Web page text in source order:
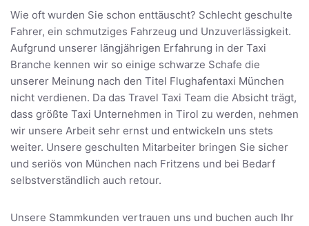
Wie oft wurden Sie schon enttäuscht? Schlecht geschulte
Fahrer, ein schmutziges Fahrzeug und Unzuverlässigkeit.
Aufgrund unserer längjährigen Erfahrung in der Taxi
Branche kennen wir so einige schwarze Schafe die
unserer Meinung nach den Titel Flughafentaxi München
nicht verdienen. Da das Travel Taxi Team die Absicht trägt,
dass größte Taxi Unternehmen in Tirol zu werden, nehmen
wir unsere Arbeit sehr ernst und entwickeln uns stets
weiter. Unsere geschulten Mitarbeiter bringen Sie sicher
und seriös von München nach Fritzens und bei Bedarf
selbstverständlich auch retour.
Unsere Stammkunden vertrauen uns und buchen auch Ihr